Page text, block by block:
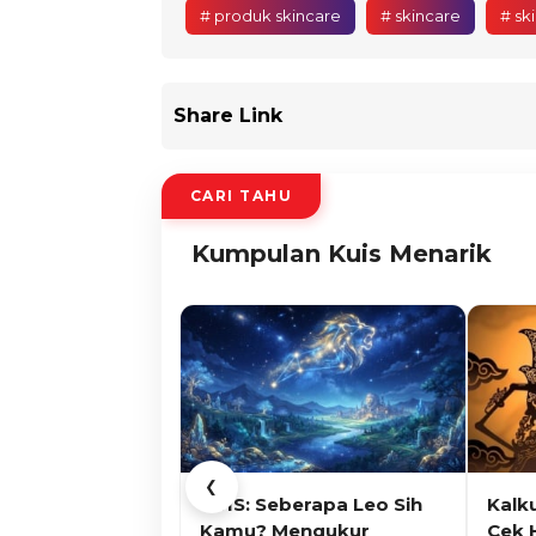
# produk skincare # skincare #
Share Link
CARI TAHU
Kumpulan Kuis Menarik
❮
KUIS: Seberapa Leo Sih
Kamu? Mengukur
Cek